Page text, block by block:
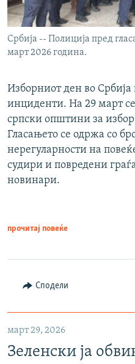
Србија -- Полиција пред
март 2026 година.
Изборниот ден во
инциденти. На 29 март
српски општини за
Гласањето се одржа со
нерегуларности на
судири и повредени
новинари.
прочитај повеќе
Сподели
март 29, 2026
Зеленски ја